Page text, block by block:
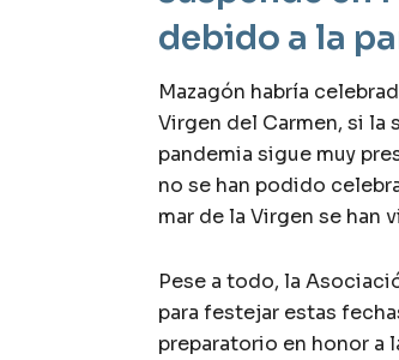
debido a la
Mazagón habría
Virgen del Carmen, si
pandemia sigue muy
no se han podido
mar de la Virgen se
Pese a todo, la
para festejar estas
preparatorio en honor a